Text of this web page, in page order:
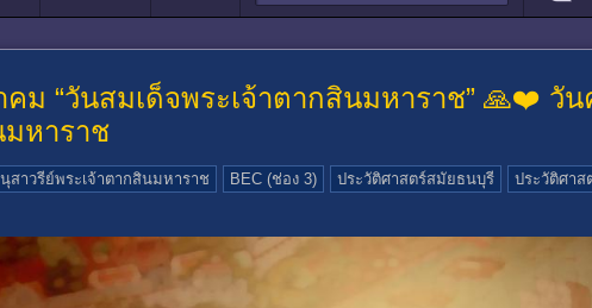
“วันสมเด็จพระเจ้าตากสินมหาราช” 🙏❤️ วัน
มหาราช
สาวรีย์พระเจ้าตากสินมหาราช BEC (ช่อง 3) ประวัติศาสตร์สมัยธนบุรี ประวัติศาส